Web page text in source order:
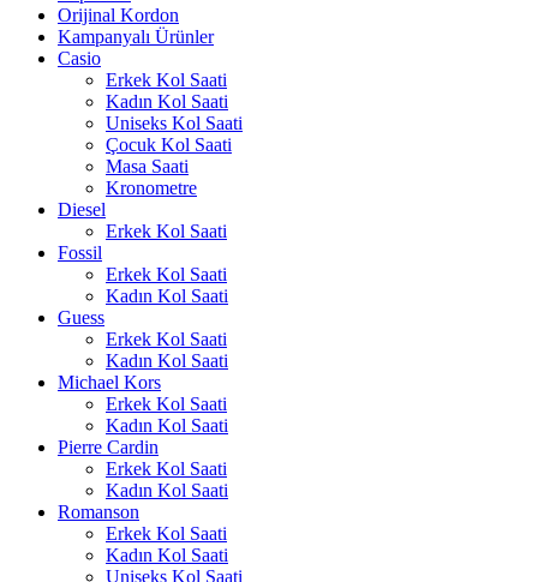
Orijinal Kordon
Kampanyalı Ürünler
Casio
Erkek Kol Saati
Kadın Kol Saati
Uniseks Kol Saati
Çocuk Kol Saati
Masa Saati
Kronometre
Diesel
Erkek Kol Saati
Fossil
Erkek Kol Saati
Kadın Kol Saati
Guess
Erkek Kol Saati
Kadın Kol Saati
Michael Kors
Erkek Kol Saati
Kadın Kol Saati
Pierre Cardin
Erkek Kol Saati
Kadın Kol Saati
Romanson
Erkek Kol Saati
Kadın Kol Saati
Uniseks Kol Saati